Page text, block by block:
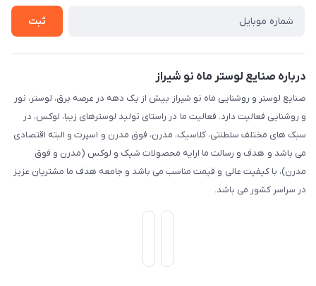
ثبت
درباره صنایع لوستر ماه نو شیراز
صنایع لوستر و روشنایی ماه نو شیراز بیش از یک دهه در عرصه برق، لوستر، نور
و روشنایی فعالیت دارد. فعالیت ما در راستای تولید لوسترهای زیبا، لوکس، در
سبک های مختلف سلطنتی، کلاسیک، مدرن، فوق مدرن و اسپرت و البته اقتصادی
می باشد و هدف و رسالت ما ارایه محصولات شیک و لوکس (مدرن و فوق
مدرن)، با کیفیت عالی و قیمت مناسب می باشد و جامعه هدف ما مشتریان عزیز
در سراسر کشور می باشد.